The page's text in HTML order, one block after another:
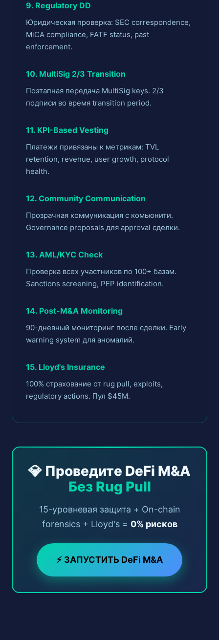
9. Regulatory DD
Юридическая проверка: SEC correspondence,
MiCA compliance, FATF status, past
enforcement.
10. MultiSig 2/3 Transition
Поэтапная передача MultiSig keys. 2/3
подписи во время transition period.
11. KPI-Based Vesting
Платежи привязаны к метрикам: TVL
retention, revenue, user growth, protocol
health.
12. Community Communication
Прозрачная коммуникация с комьюнити.
Governance proposals для approval сделки.
13. AML/KYC Check
Проверка всех участников по 100+ базам.
Sanctions screening, PEP identification.
14. Post-M&A Monitoring
90-дневный мониторинг после сделки. Early
warning system для аномалий.
15. Lloyd's Insurance
100% страхование от rug pull, exploits,
regulatory actions. Пул $45M.
💎 Проведите DeFi M&A
Без Rug Pull
15-уровневая защита + On-chain
forensics + Lloyd's = 0% рисков
⚡ ЗАПУСТИТЬ DeFi M&A